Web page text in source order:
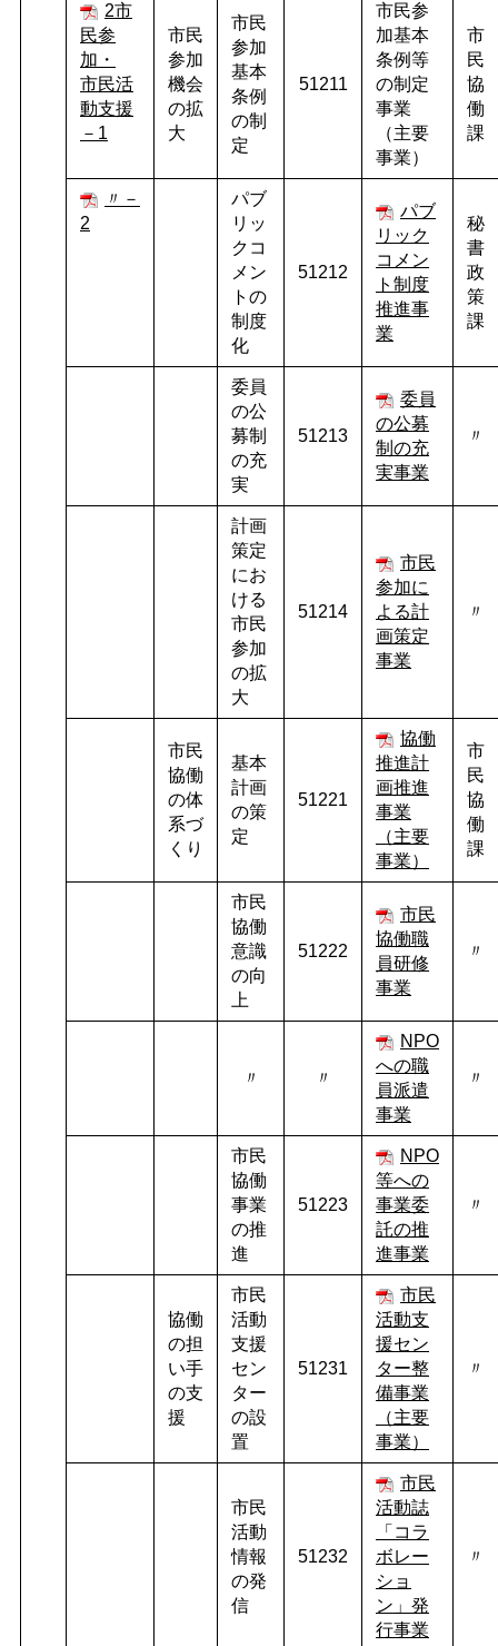
2市
民参
加・
市民活
動支援
－1
市民
参加
機会
の拡
大
市民
参加
基本
条例
の制
定
51211
市民参
加基本
条例等
の制定
事業
（主要
事業）
市
民
協
働
課
〃－
2
パブ
リッ
クコ
メン
トの
制度
化
51212
パブ
リック
コメン
ト制度
推進事
業
秘
書
政
策
課
委員
の公
募制
の充
実
51213
委員
の公募
制の充
実事業
〃
計画
策定
にお
ける
市民
参加
の拡
大
51214
市民
参加に
よる計
画策定
事業
〃
市民
協働
の体
系づ
くり
基本
計画
の策
定
51221
協働
推進計
画推進
事業
（主要
事業）
市
民
協
働
課
市民
協働
意識
の向
上
51222
市民
協働職
員研修
事業
〃
〃 〃
NPO
への職
員派遣
事業
〃
市民
協働
事業
の推
進
51223
NPO
等への
事業委
託の推
進事業
〃
協働
の担
い手
の支
援
市民
活動
支援
セン
ター
の設
置
51231
市民
活動支
援セン
ター整
備事業
（主要
事業）
〃
市民
活動
情報
の発
信
51232
市民
活動誌
「コラ
ボレー
ショ
ン」発
行事業
〃